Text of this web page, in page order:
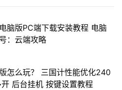
脑版PC端下载安装教程 电脑
：云端攻略
怎么玩？ 三国计性能优化240
后台挂机 按键设置教程